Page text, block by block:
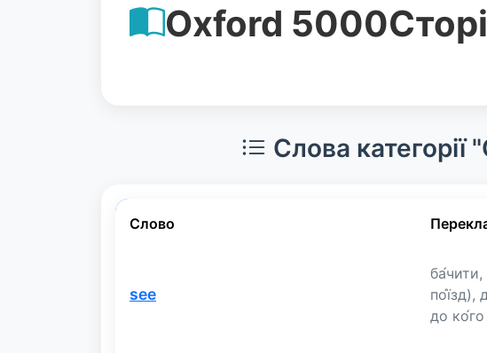
Oxford 5000
Слова
Слово
see
по́їзд),
до ко́го